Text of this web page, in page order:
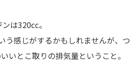
は320cc。
う感じがするかもしれませんが、つ
いとこ取りの排気量ということ。